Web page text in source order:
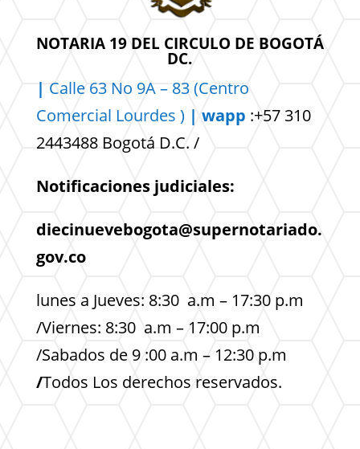
NOTARIA 19 DEL CIRCULO DE BOGOTÁ
DC.
| Calle 63 No 9A – 83 (Centro
Comercial Lourdes ) | wapp :+57 310
2443488 Bogotá D.C. /
Notificaciones judiciales:
diecinuevebogota@supernotariado.
gov.co
lunes a Jueves: 8:30 a.m – 17:30 p.m
/Viernes: 8:30 a.m – 17:00 p.m
/Sabados de 9 :00 a.m – 12:30 p.m
/Todos Los derechos reservados.